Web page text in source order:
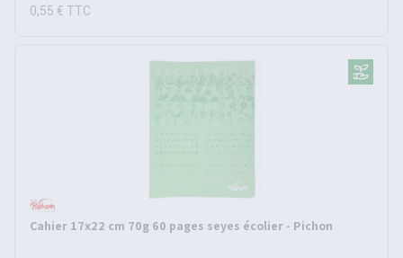
0,55 € TTC
Cahier 17x22 cm 70g 60 pages seyes écolier - Pichon